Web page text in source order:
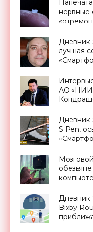
нервные
Дневник
лучшая
АО
Форума
Дневник
S Pen,
Дневник
Bixby